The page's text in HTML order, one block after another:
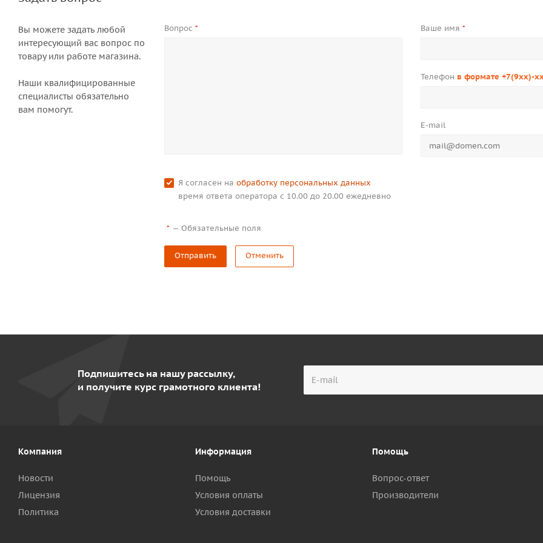
Вы можете задать любой
интересующий вас вопрос по
товару или работе магазина.
Наши квалифицированные
специалисты обязательно
вам помогут.
Вопрос* Ваше имя *
Телефон в формате +7(9xx)-
E-mail
Я согласен наобработку персональных данных
время ответа оператора с 10.00 до 20.00 ежедневно
* —Обязательные поля
Отправить Отменить
Подпишитесь на нашу рассылку,
и получите курс грамотного клиента!
Компания
Новости
Лицензия
Политика
Информация
Помощь
Условия оплаты
Условия доставки
Помощь
Вопрос-ответ
Производители